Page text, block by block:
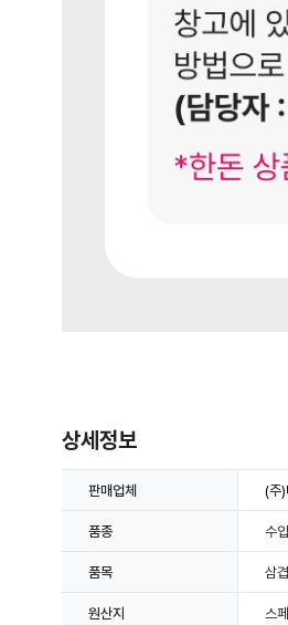
상세정보
판매업체 (주)
품종 수
품목 삼
원산지 스